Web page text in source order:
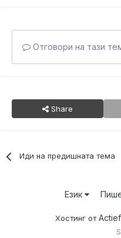
Отговори на тази
Share
Иди на предишната тема
Език
Хостинг от